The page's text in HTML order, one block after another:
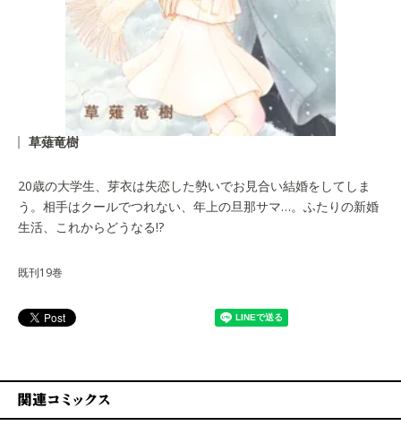
草薙竜樹
20歳の大学生、芽衣は失恋した勢いでお見合い結婚をしてしま
う。相手はクールでつれない、年上の旦那サマ…。ふたりの新婚
生活、これからどうなる!?
既刊19巻